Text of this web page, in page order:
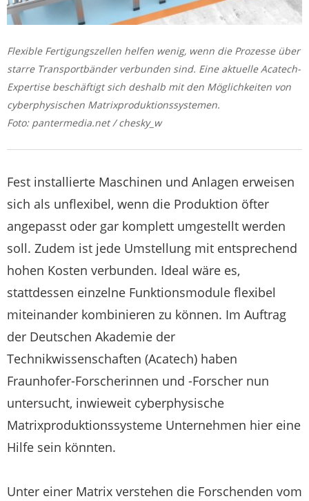
Flexible Fertigungszellen helfen wenig, wenn die Prozesse über
starre Transportbänder verbunden sind. Eine aktuelle Acatech-
Expertise beschäftigt sich deshalb mit den Möglichkeiten von
cyberphysischen Matrixproduktionssystemen.
Foto: pantermedia.net / chesky_w
Fest installierte Maschinen und Anlagen erweisen
sich als unflexibel, wenn die Produktion öfter
angepasst oder gar komplett umgestellt werden
soll. Zudem ist jede Umstellung mit entsprechend
hohen Kosten verbunden. Ideal wäre es,
stattdessen einzelne Funktionsmodule flexibel
miteinander kombinieren zu können. Im Auftrag
der Deutschen Akademie der
Technikwissenschaften (Acatech) haben
Fraunhofer-Forscherinnen und -Forscher nun
untersucht, inwieweit cyberphysische
Matrixproduktionssysteme Unternehmen hier eine
Hilfe sein könnten.
Unter einer Matrix verstehen die Forschenden vom